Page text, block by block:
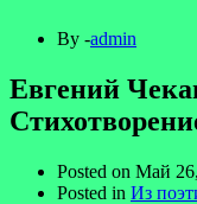
By -admin
Евгений
Posted on Май
Posted in Из